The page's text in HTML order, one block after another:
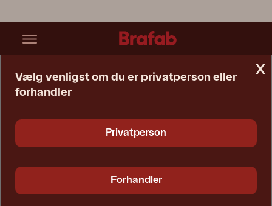
x
Vælg venligst om du er privatperson eller
forhandler
Privatperson
Forhandler